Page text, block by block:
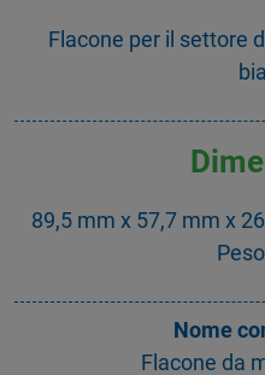
Flacone per il settore
89,5 mm x 57,7 mm x
Nome
Flacone da